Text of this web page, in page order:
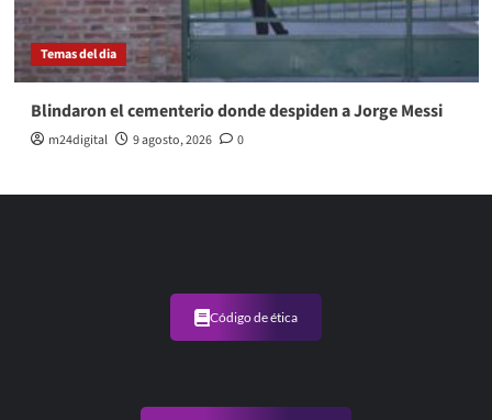
Temas del dia
Blindaron el cementerio donde despiden a Jorge Messi
m24digital 9 agosto, 2026 0
Código de ética